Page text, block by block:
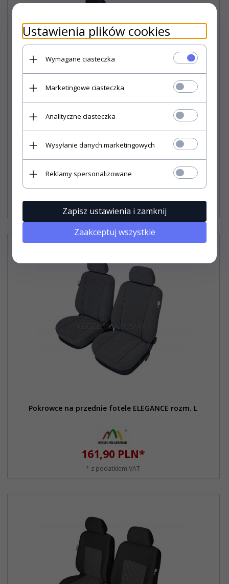
Pokrowiec APOLLO na przednie fotele rozm. L
* z podatkiem VAT
Pokrowce na przednie fotele ELEGANCE rozm. L
161,90 PLN*
* z podatkiem VAT
Ustawienia plików cookies
Wymagane ciasteczka
Marketingowe ciasteczka
Analityczne ciasteczka
Wysyłanie danych marketingowych
Reklamy spersonalizowane
Zapisz ustawienia i zamknij
Zaakceptuj wszystkie